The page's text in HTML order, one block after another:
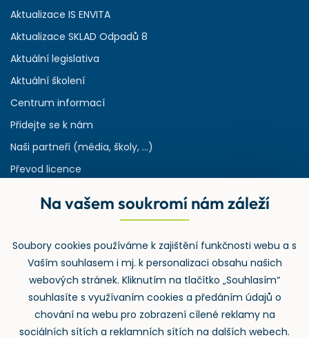
Aktualizace IS ENVITA
Aktualizace SKLAD Odpadů 8
Aktuální legislativa
Aktuální školení
Centrum informací
Přidejte se k nám
Naši partneři (média, školy, ...)
Převod licence
Rejstřík používaných zkratek v odpadech
Zpětný odběr
Na vašem soukromí nám záleží
Soubory cookies používáme k zajištění funkčnosti webu a s
Vaším souhlasem i mj. k personalizaci obsahu našich
webových stránek. Kliknutím na tlačítko „Souhlasím“
souhlasíte s využívaním cookies a předáním údajů o
chování na webu pro zobrazení cílené reklamy na
sociálních sítích a reklamních sítích na dalších webech.